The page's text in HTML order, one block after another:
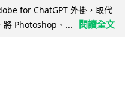
for ChatGPT 外掛，取代
將 Photoshop、...
閱讀全文